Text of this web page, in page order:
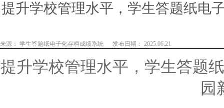
提升学校管理水平，学生答题纸电
来源： 学生答题纸电子化存档成绩系统 发布日期： 2025.06.21
提升学校管理水平，学生答题
园